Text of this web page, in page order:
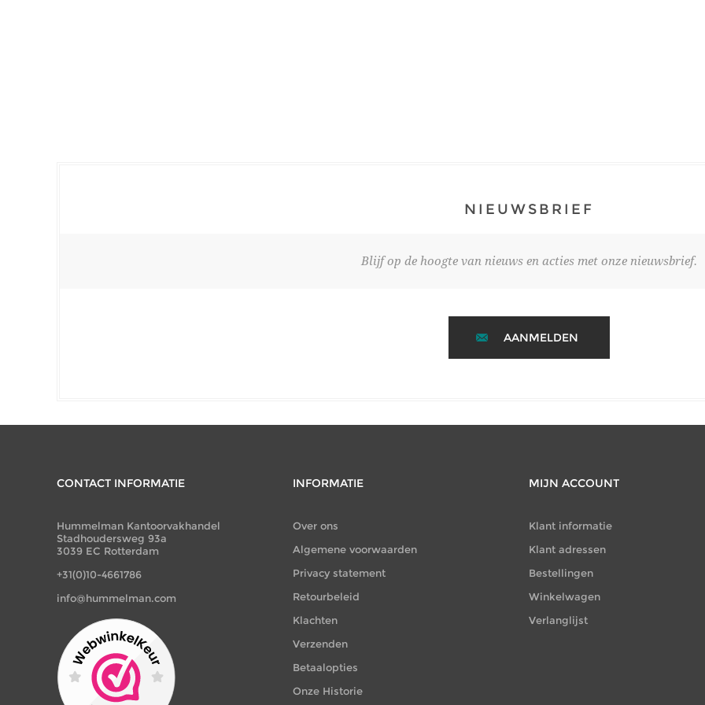
NIEUWSBRIEF
Blijf op de hoogte van nieuws en acties met onze nieuwsbrief.
AANMELDEN
CONTACT INFORMATIE
Hummelman Kantoorvakhandel
Stadhoudersweg 93a
3039 EC Rotterdam
+31(0)10-4661786
info@hummelman.com
INFORMATIE
Over ons
Algemene voorwaarden
Privacy statement
Retourbeleid
Klachten
Verzenden
Betaalopties
Onze Historie
MIJN ACCOUNT
Klant informatie
Klant adressen
Bestellingen
Winkelwagen
Verlanglijst